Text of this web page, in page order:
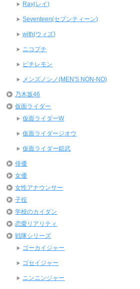
Ray(レイ)
Seventeen(セブンティーン)
with(ウィズ)
ニコプチ
ピチレモン
メンズノンノ(MEN'S NON-NO)
乃木坂46
仮面ライダー
仮面ライダーW
仮面ライダージオウ
仮面ライダー鎧武
俳優
女優
女性アナウンサー
子役
学校のカイダン
恋愛リアリティ
戦隊シリーズ
ゴーカイジャー
ゴセイジャー
ニンニンジャー